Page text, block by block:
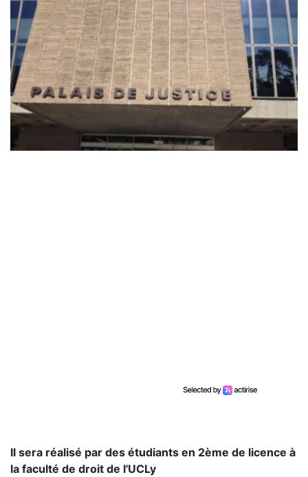
Il sera réalisé par des étudiants en 2ème de licence à
la faculté de droit de l'UCLy